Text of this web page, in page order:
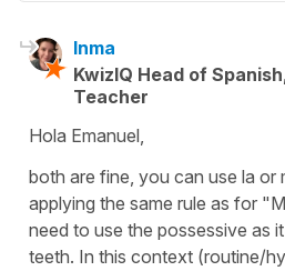
Inma
KwizIQ Head of
Teacher
Hola Emanuel,
both are fine, you can use la or
applying the same rule as for
need to use the possessive as
teeth. In this context (routine/